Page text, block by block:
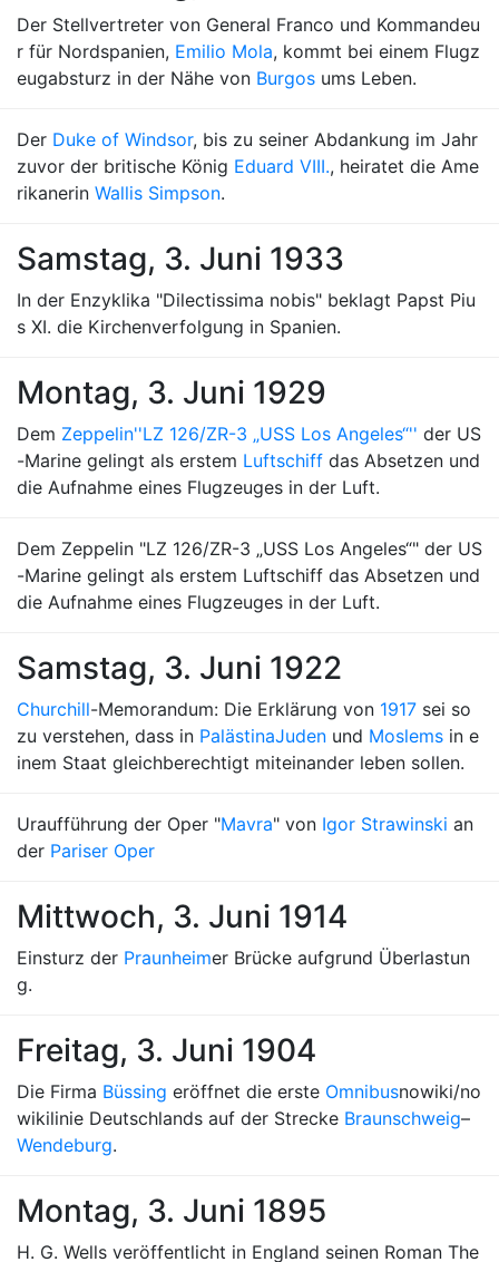
Der Stellvertreter von General Franco und Kommandeu
r für Nordspanien, Emilio Mola, kommt bei einem Flugz
eugabsturz in der Nähe von Burgos ums Leben.
Der Duke of Windsor, bis zu seiner Abdankung im Jahr
zuvor der britische König Eduard VIII., heiratet die Ame
rikanerin Wallis Simpson.
Samstag, 3. Juni 1933
In der Enzyklika "Dilectissima nobis" beklagt Papst Piu
s XI. die Kirchenverfolgung in Spanien.
Montag, 3. Juni 1929
Dem Zeppelin''LZ 126/ZR-3 „USS Los Angeles“'' der US
-Marine gelingt als erstem Luftschiff das Absetzen und
die Aufnahme eines Flugzeuges in der Luft.
Dem Zeppelin "LZ 126/ZR-3 „USS Los Angeles“" der US
-Marine gelingt als erstem Luftschiff das Absetzen und
die Aufnahme eines Flugzeuges in der Luft.
Samstag, 3. Juni 1922
Churchill-Memorandum: Die Erklärung von 1917 sei so
zu verstehen, dass in PalästinaJuden und Moslems in e
inem Staat gleichberechtigt miteinander leben sollen.
Uraufführung der Oper "Mavra" von Igor Strawinski an
der Pariser Oper
Mittwoch, 3. Juni 1914
Einsturz der Praunheimer Brücke aufgrund Überlastun
g.
Freitag, 3. Juni 1904
Die Firma Büssing eröffnet die erste Omnibusnowiki/no
wikilinie Deutschlands auf der Strecke Braunschweig–
Wendeburg.
Montag, 3. Juni 1895
H. G. Wells veröffentlicht in England seinen Roman The